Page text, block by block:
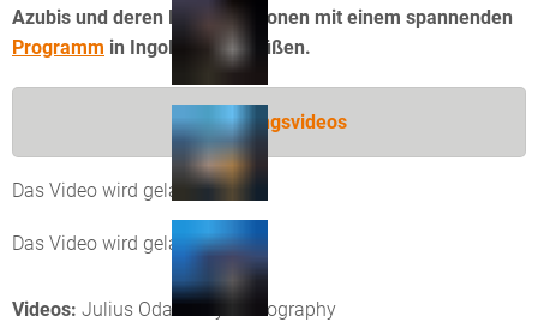
Azubis und deren Begleitpersonen mit einem spannenden
Programm in Ingolstadt begrüßen.
Stimmungsvideos
Das Video wird geladen...
Das Video wird geladen...
Videos: Julius Odametey Videography